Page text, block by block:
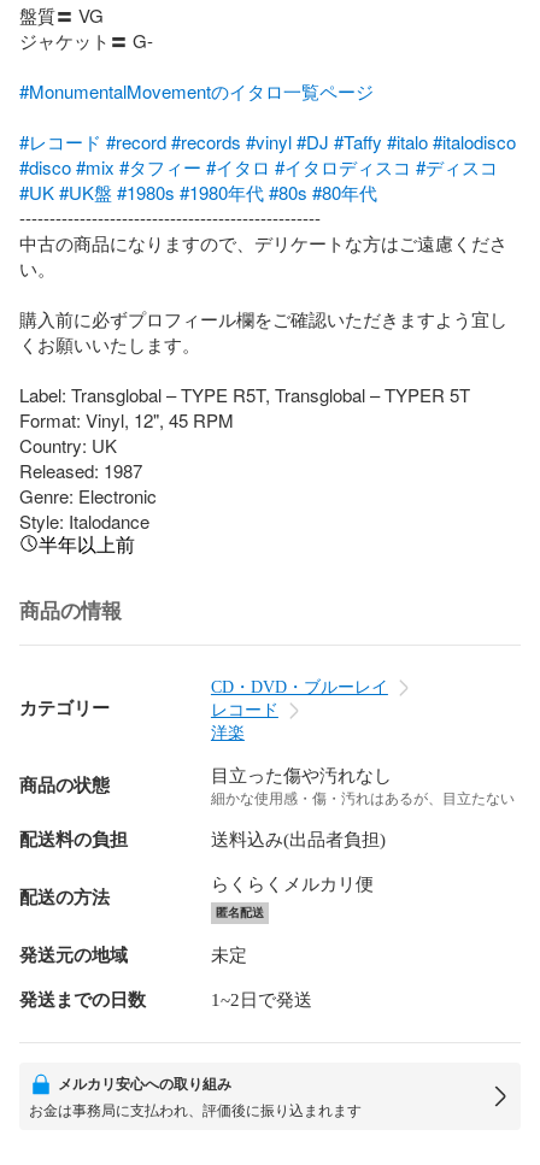
盤質〓 VG
ジャケット〓 G-
#MonumentalMovementのイタロ一覧ページ
#レコード #record#records #vinyl#DJ #Taffy #italo#italodisco
#disco#mix #タフィー #イタロ #イタロディスコ #ディスコ
#UK#UK盤 #1980s #1980年代#80s #80年代
--------------------------------------------------
中古の商品になりますので、デリケートな方はご遠慮くださ
い。
購入前に必ずプロフィール欄をご確認いただきますよう宜し
くお願いいたします。
Label: Transglobal – TYPE R5T, Transglobal – TYPER 5T
Format: Vinyl, 12", 45 RPM
Country: UK
Released: 1987
Genre: Electronic
Style: Italodance
半年以上前
商品の情報
カテゴリー
CD・DVD・ブルーレイ
レコード
洋楽
商品の状態 目立った傷や汚れなし
細かな使用感・傷・汚れはあるが、目立たない
配送料の負担 送料込み(出品者負担)
配送の方法
らくらくメルカリ便
匿名配送
発送元の地域 未定
発送までの日数 1~2日で発送
メルカリ安心への取り組み
お金は事務局に支払われ、評価後に振り込まれます